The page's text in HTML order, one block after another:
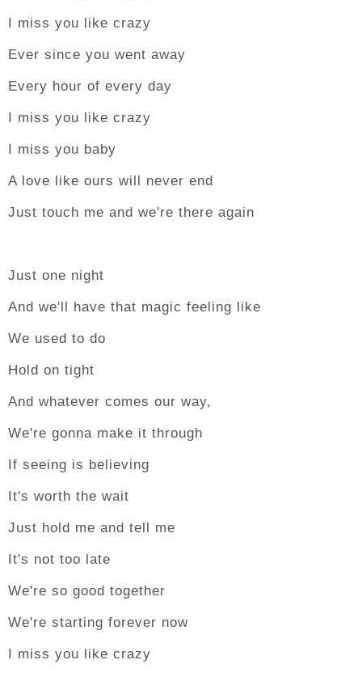
I miss you like crazy
Ever since you went away
Every hour of every day
I miss you like crazy
I miss you baby
A love like ours will never end
Just touch me and we're there again
Just one night
And we'll have that magic feeling like
We used to do
Hold on tight
And whatever comes our way,
We're gonna make it through
If seeing is believing
It's worth the wait
Just hold me and tell me
It's not too late
We're so good together
We're starting forever now
I miss you like crazy